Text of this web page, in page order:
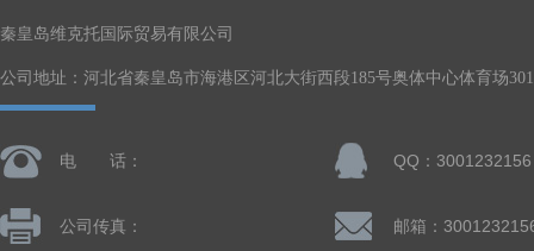
秦皇岛维克托国际贸易有限公司
公司地址：河北省秦皇岛市海港区河北大街西段185号奥体中心体育场
电 话： QQ：3001232156
公司传真： 邮箱：